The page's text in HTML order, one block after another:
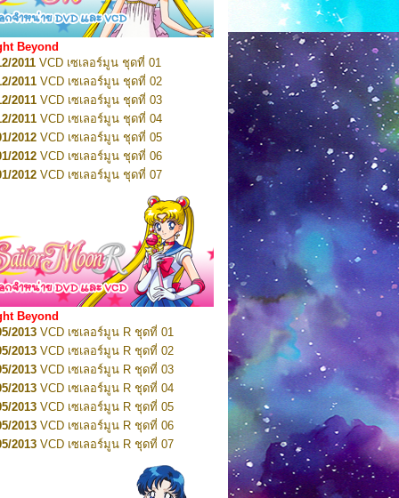
2016VCD เซเลอร์มูน คริสตัล VOL.13
2016 DVD เซเลอร์มูน คริสตัล VOL.1
2016DVD เซเลอร์มูน คริสตัล VOL.2
2016 DVD เซเลอร์มูน คริสตัล VOL.3
2016 DVD เซเลอร์มูน คริสตัล VOL.4
2016 DVD เซเลอร์มูน คริสตัล VOL.5
2016 DVD เซเลอร์มูน คริสตัล VOL.6
2016DVD เซเลอร์มูน คริสตัล VOL.7
2016DVD เซเลอร์มูน คริสตัล VOL.8
2017 DVD เซเลอร์มูน คริสตัล Box-Set
Beyond
2011 VCD เซเลอร์มูน ชุดที่ 01
2011 VCD เซเลอร์มูน ชุดที่ 02
2011 VCD เซเลอร์มูน ชุดที่ 03
2011 VCD เซเลอร์มูน ชุดที่ 04
2012 VCD เซเลอร์มูน ชุดที่ 05
2012 VCD เซเลอร์มูน ชุดที่ 06
2012 VCD เซเลอร์มูน ชุดที่ 07
VCD เซเลอร์มูน ชุดที่ 08
VCD เซเลอร์มูน ชุดที่ 09
VCD เซเลอร์มูน ชุดที่ 10
2012VCD เซเลอร์มูน ชุดที่ 11
2012VCD เซเลอร์มูน ชุดที่ 12
2012VCD เซเลอร์มูน ชุดที่ 13
2012VCD เซเลอร์มูน ชุดที่ 14
2012 VCD เซเลอร์มูน ชุดที่ 15
VCD เซเลอร์มูน ชุดที่ 16
VCD เซเลอร์มูน ชุดที่ 17
VCD เซเลอร์มูน ชุดที่ 18
VCD เซเลอร์มูน ชุดที่ 19
VCD เซเลอร์มูน ชุดที่ 20
VCD เซเลอร์มูน ชุดที่ 21
VCD เซเลอร์มูน ชุดที่ 22
VCD เซเลอร์มูน ชุดที่ 23
DVD เซเลอร์มูน ชุดที่ 01
Beyond
2013 VCD เซเลอร์มูน R ชุดที่ 01
2013 VCD เซเลอร์มูน R ชุดที่ 02
2013 VCD เซเลอร์มูน R ชุดที่ 03
2013 VCD เซเลอร์มูน R ชุดที่ 04
2013 VCD เซเลอร์มูน R ชุดที่ 05
2013 VCD เซเลอร์มูน R ชุดที่ 06
2013 VCD เซเลอร์มูน R ชุดที่ 07
VCD เซเลอร์มูน R ชุดที่ 08
VCD เซเลอร์มูน R ชุดที่ 09